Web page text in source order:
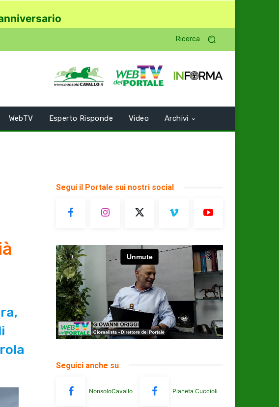
Ricerca
WebTV Esperto Risponde Video Archivi
Segui il Portale sui nostri social
Seguici anche su
NonsoloCavallo Pianeta Cuccioli